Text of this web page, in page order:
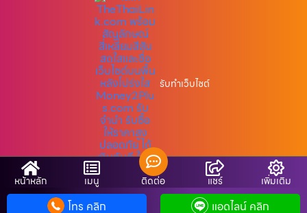
Copyright © รับจํานํามือถือ.com
SiteMap Cookie-Policy
รับทำเว็บไซต์
หน้าหลัก เมนู ติดต่อ แชร์ เพิ่มเติม
โทร คลิก แอดไลน์ คลิก